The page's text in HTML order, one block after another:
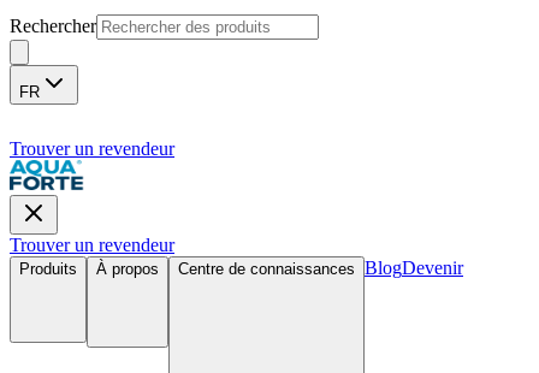
Rechercher
FR
Trouver un revendeur
Trouver un revendeur
Produits À propos Centre de connaissances BlogDevenir